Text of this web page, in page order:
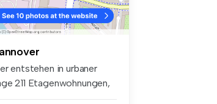
entstehen in urbaner
211 Etagenwohnungen,